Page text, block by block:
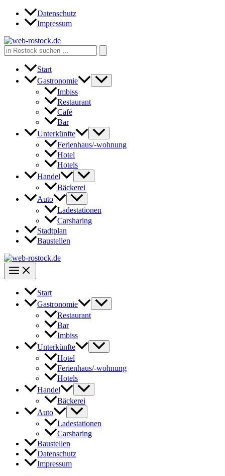
Zum
Inhalt
Datenschutz
Impressum
Search
for:
Start
Gastronomie
Imbiss
Restaurant
Café
Bar
Unterkünfte
Ferienhaus/-wohnung
Hotel
Hotels
Handel
Bäckerei
Auto
Ladestationen
Carsharing
Stadtplan
Baustellen
Start
Gastronomie
Restaurant
Bar
Imbiss
Unterkünfte
Hotel
Ferienhaus/-wohnung
Hotels
Handel
Bäckerei
Auto
Ladestationen
Carsharing
Baustellen
Datenschutz
Impressum